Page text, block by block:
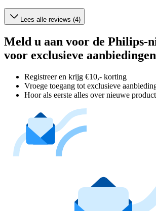
Lees alle reviews (4)
Meld u aan voor de Philips-
voor exclusieve aanbiedingen
Registreer en krijg €10,- korting
Vroege toegang tot exclusieve
Hoor als eerste alles over nieuwe